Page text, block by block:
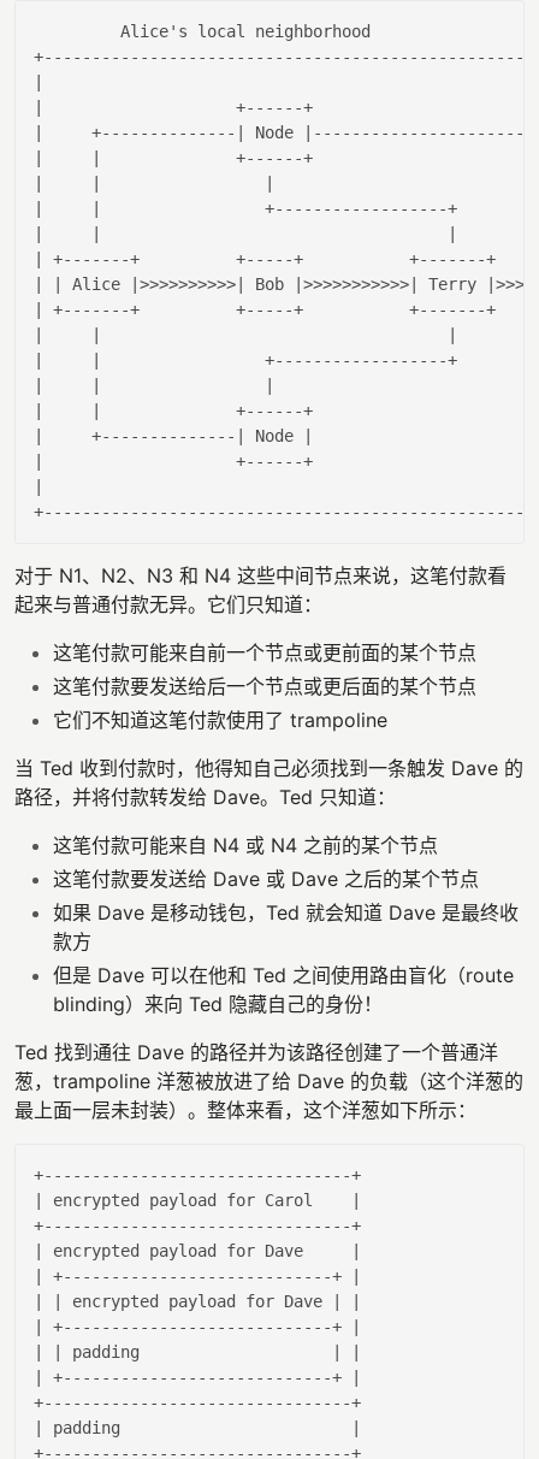
         Alice
's local neighborhood
|                                                  |
|                    +------+                      |
|     +--------------|
Node
|     |
              +------+
|     |
|                          |
|     |
                 +------------------+
|
|                                    |
|
+-------+          +-----+           +-------+
|
| Alice |>>>>>>>>>>| Bob |>>>>>>>>>>>| Terry |
|
+-------+          +-----+           +-------+
|
|                                    |
|
|                 +------------------+       |
|     |
|                          |
|     |
              +------+
|
     +--------------
| Node |
|
                    +------+
|
对于 N1、N2、N3 和 N4 这些中间节点来说，这笔付款看
起来与普通付款无异。它们只知道：
这笔付款可能来自前一个节点或更前面的某个节点
这笔付款要发送给后一个节点或更后面的某个节点
它们不知道这笔付款使用了 trampoline
当 Ted 收到付款时，他得知自己必须找到一条触发 Dave 的
路径，并将付款转发给 Dave。Ted 只知道：
这笔付款可能来自 N4 或 N4 之前的某个节点
这笔付款要发送给 Dave 或 Dave 之后的某个节点
如果 Dave 是移动钱包，Ted 就会知道 Dave 是最终收
款方
但是 Dave 可以在他和 Ted 之间使用路由盲化（route
blinding）来向 Ted 隐藏自己的身份！
Ted 找到通往 Dave 的路径并为该路径创建了一个普通洋
葱，trampoline 洋葱被放进了给 Dave 的负载（这个洋葱的
最上面一层未封装）。整体来看，这个洋葱如下所示：
| encrypted payload for Carol    |
| encrypted payload for Dave     |
| +----------------------------+ |
| |
encrypted payload for Dave
| |
| +----------------------------+ |
| |
padding
| |
| +----------------------------+ |
| padding                        |